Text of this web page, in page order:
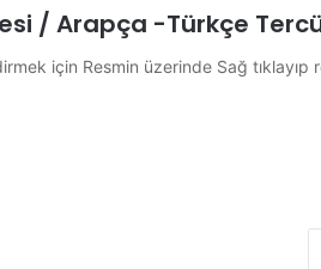
/ Arapça -Türkçe
için Resmin üzerinde Sağ tıklayıp